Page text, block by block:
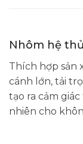
Nhôm hệ
Thích hợp sản
cánh lớn, tải
tạo ra cảm
nhiên cho